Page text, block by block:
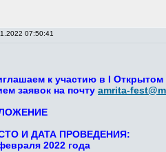
07:50:41
к участию в I
заявок на почту amrita-
И ДАТА ПРОВЕДЕНИЯ:
2022 года